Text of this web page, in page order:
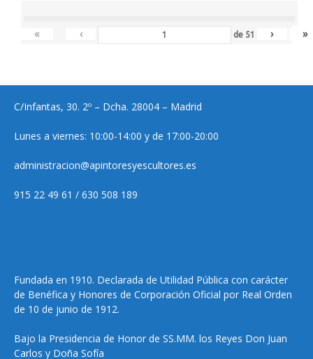
« ‹ de 51 › »
C/Infantas, 30. 2º – Dcha. 28004 – Madrid
Lunes a viernes: 10:00-14:00 y de 17:00-20:00
administracion@apintoresyescultores.es
915 22 49 61 / 630 508 189
Fundada en 1910. Declarada de Utilidad Pública con carácter
de Benéfica y Honores de Corporación Oficial por Real Orden
de 10 de junio de 1912.
Bajo la Presidencia de Honor de SS.MM. los Reyes Don Juan
Carlos y Doña Sofía